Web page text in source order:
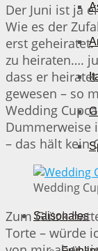
Saisonales
Der Juni ist ja
Wie es der
erst
zu heiraten….
dass er
gewesen – so
Wedding
Dummerweise
– das hält kein
Wedding
Zum Glück
Torte – würde